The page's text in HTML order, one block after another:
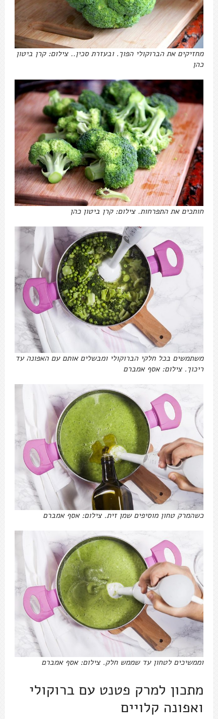
מחזיקים את הברוקולי הפוך. ובעזרת סכין.. צילום: קרן ביטון
כהן
חותכים את התפרחות. צילום: קרן ביטון כהן
משתמשים בכל חלקי הברוקולי ומבשלים אותם עם האפונה עד
ריכוך. צילום: אסף אמברם
כשהמרק טחון מוסיפים שמן זית. צילום: אסף אמברם
וממשיכים לטחון עד שממש חלק. צילום: אסף אמברם
מתכון למרק פטנט עם ברוקולי
ואפונה קלויים